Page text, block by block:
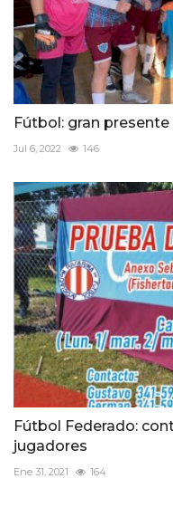
Fútbol: gran
Jul 6, 2022 146
Fútbol Federado:
jugadores
Ene 31, 2021 164